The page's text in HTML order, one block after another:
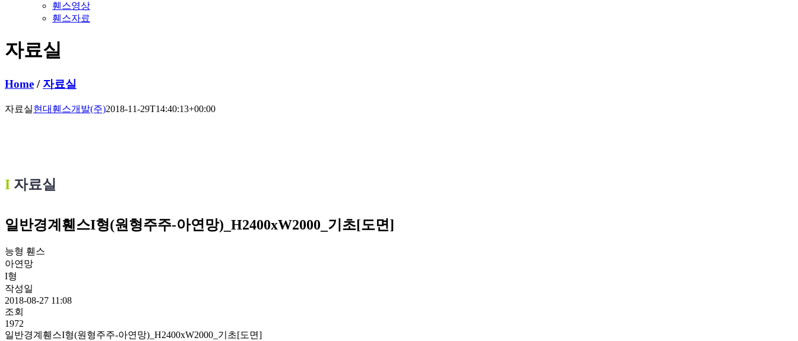
휀스영상
휀스자료
자료실
Home / 자료실
자료실현대휀스개발(주)2018-11-29T14:40:13+00:00
Ι 자료실
일반경계휀스I형(원형주주-아연망)_H2400xW2000_기초[도면]
능형 휀스
아연망
I형
작성일
2018-08-27 11:08
조회
1972
일반경계휀스I형(원형주주-아연망)_H2400xW2000_기초[도면]